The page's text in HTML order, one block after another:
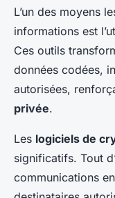
L’un des moyens
informations est
Ces outils
données codées,
autorisées,
privée.
Les logiciels de
significatifs. Tout
communications